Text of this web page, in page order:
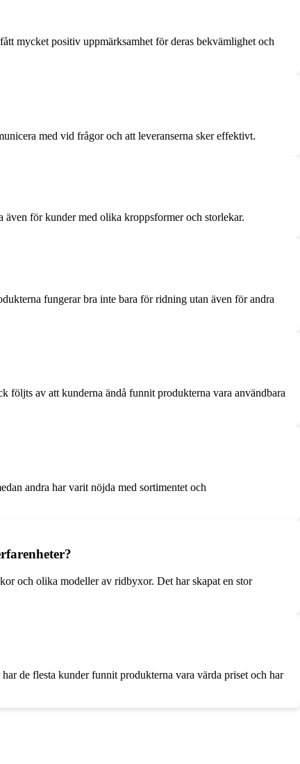
mycket positiv uppmärksamhet för deras bekvämlighet och
med vid frågor och att leveranserna sker effektivt.
för kunder med olika kroppsformer och storlekar.
fungerar bra inte bara för ridning utan även för andra
följts av att kunderna ändå funnit produkterna vara användbara
andra har varit nöjda med sortimentet och
och olika modeller av ridbyxor. Det har skapat en stor
de flesta kunder funnit produkterna vara värda priset och har